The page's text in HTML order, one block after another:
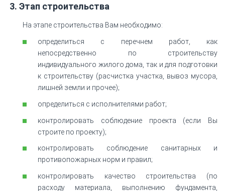
3. Этап строительства
На этапе строительства Вам необходимо:
определиться с перечнем работ, как
непосредственно по строительству
индивидуального жилого дома, так и для подготовки
к строительству (расчистка участка, вывоз мусора,
лишней земли и прочее);
определиться с исполнителями работ;
контролировать соблюдение проекта (если Вы
строите по проекту);
контролировать соблюдение санитарных и
противопожарных норм и правил;
контролировать качество строительства (по
расходу материала, выполнению фундамента,